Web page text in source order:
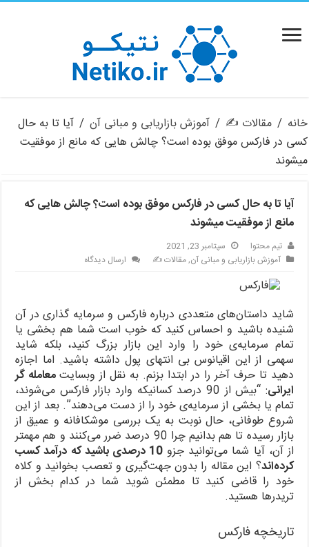
خانه / مقالات ✍️ / آموزش بازاریابی و مبانی آن / آیا تا به حال
کسی در فارکس موفق بوده است؟ چالش هایی که مانع از موفقیت
میشوند
آیا تا به حال کسی در فارکس موفق بوده است؟ چالش هایی که
مانع از موفقیت میشوند
تیم محتوا
سپتامبر 23, 2021
آموزش بازاریابی و مبانی آن,مقالات ✍️ ارسال دیدگاه
شاید داستان‌های متعددی درباره فارکس و سرمایه گذاری در آن
شنیده باشید و احساس کنید که خوب است شما هم بخشی یا
تمام سرمایه‌ی خود را وارد این بازار بزرگ کنید، بلکه شاید
سهمی از این اقیانوس بی انتهای پول داشته باشید. اما اجازه
دهید تا حرف آخر را در ابتدا بزنم. به نقل از وبسایتمعامله گر
ایرانی
: “بیش از 90 درصد کسانیکه وارد بازار فارکس می‌شوند،
تمام یا بخشی از سرمایه‌ی خود را از دست می‌دهند”. بعد از این
شروع طوفانی، حال نوبت به یک بررسی موشکافانه و عمیق از
بازار رسیده تا هم بدانیم چرا 90 درصد ضرر می‌کنند و هم مهمتر
از آن، آیا شما می‌توانید جزو
10 درصدی باشید که درآمد کسب
کرده‌اند؟ این مقاله را بدون جهت‌گیری و تعصب بخوانید و کلاه
خود را قاضی کنید تا مطمئن شوید شما در کدام بخش از
تریدرها هستید.
تاریخچه فارکس